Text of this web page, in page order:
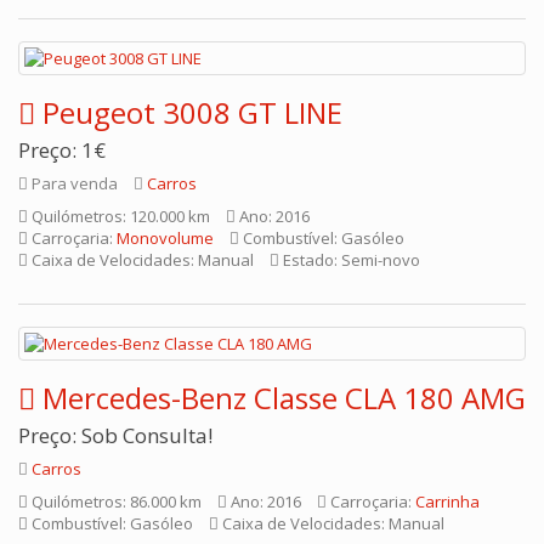
Peugeot 3008 GT LINE
Preço: 1€
Para venda
Carros
Quilómetros: 120.000 km
Ano: 2016
Carroçaria: Monovolume
Combustível: Gasóleo
Caixa de Velocidades: Manual
Estado: Semi-novo
Mercedes-Benz Classe CLA 180 AMG
Preço: Sob Consulta!
Carros
Quilómetros: 86.000 km
Ano: 2016 Carroçaria: Carrinha
Combustível: Gasóleo
Caixa de Velocidades: Manual